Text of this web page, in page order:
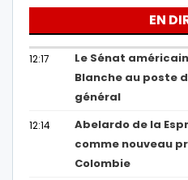
EN
12:17
Le Sénat
Blanche au poste
général
12:14
Abelardo de la
comme nouveau
Colombie